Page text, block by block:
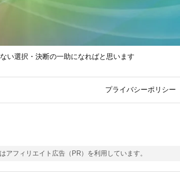
い選択・決断の一助になればと思います
プライバシーポリシー
アフィリエイト広告（PR）を利用しています。